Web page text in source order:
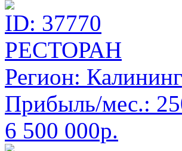
ID: 37770
РЕСТОРАН
Регион:
Прибыль/мес.:
6 500 000р.